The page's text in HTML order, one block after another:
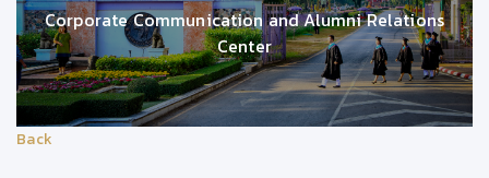
Corporate Communication and Alumni Relations
Center
Back